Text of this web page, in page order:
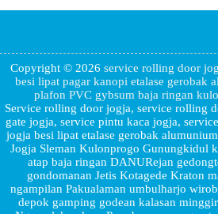
Copyright © 2026 service rolling door
besi lipat pagar kanopi etalase gerobak
plafon PVC gybsum baja ringan
Service rolling door jogja, service rolling
gate jogja, service pintu kaca jogja,
jogja besi lipat etalase gerobak
Jogja Sleman Kulonprogo Gunungkidul
atap baja ringan DANURejan
gondomanan Jetis Kotagede Kraton
ngampilan Pakualaman umbulharjo
depok gamping godean kalasan